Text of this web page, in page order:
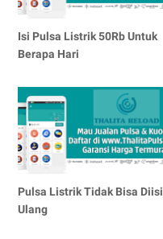
Isi Pulsa Listrik 50Rb Untuk
Berapa Hari
Pulsa Listrik Tidak Bisa Diisi
Ulang